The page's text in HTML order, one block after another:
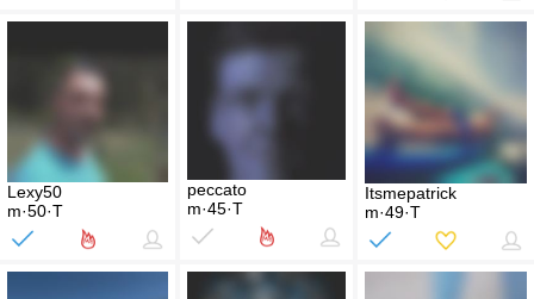
Lexy50
m·50·T
peccato
m·45·T
Itsmepatrick
m·49·T